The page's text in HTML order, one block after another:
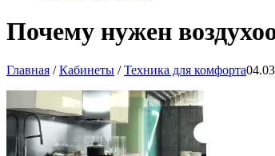
Почему нужен
Главная /Кабинеты /Техника для комфорта